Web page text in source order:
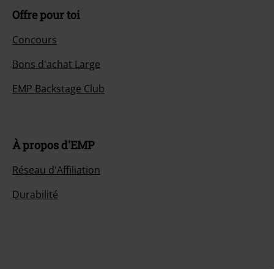
Offre pour toi
Concours
Bons d'achat Large
EMP Backstage Club
À propos d'EMP
Réseau d'Affiliation
Durabilité